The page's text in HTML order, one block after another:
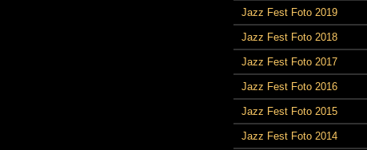
Jazz Fest Foto 2019
Jazz Fest Foto 2018
Jazz Fest Foto 2017
Jazz Fest Foto 2016
Jazz Fest Foto 2015
Jazz Fest Foto 2014